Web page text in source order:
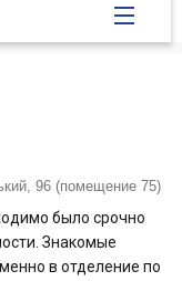
96 (помещение 75)
было срочно
Знакомые
в отделение по